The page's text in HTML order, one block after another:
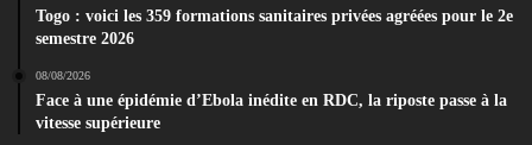
Togo : voici les 359 formations sanitaires privées agréées pour le 2e
semestre 2026
08/08/2026
Face à une épidémie d’Ebola inédite en RDC, la riposte passe à la
vitesse supérieure